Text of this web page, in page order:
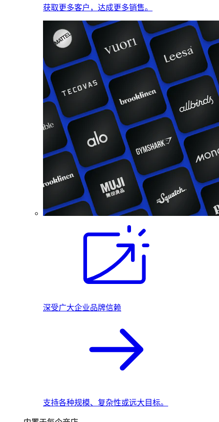
获取更多客户，达成更多销售。
深受广大企业品牌信赖
支持各种规模、复杂性或远大目标。